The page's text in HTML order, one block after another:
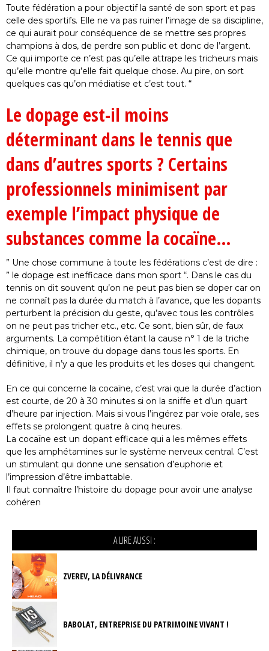
Toute fédération a pour objectif la santé de son sport et pas
celle des sportifs. Elle ne va pas ruiner l’image de sa discipline,
ce qui aurait pour conséquence de se mettre ses propres
champions à dos, de perdre son public et donc de l’argent.
Ce qui importe ce n’est pas qu’elle attrape les tricheurs mais
qu’elle montre qu’elle fait quelque chose. Au pire, on sort
quelques cas qu’on médiatise et c’est tout. “
Le dopage est-il moins
déterminant dans le tennis que
dans d’autres sports ? Certains
professionnels minimisent par
exemple l’impact physique de
substances comme la cocaïne…
” Une chose commune à toute les fédérations c’est de dire :
” le dopage est inefficace dans mon sport “. Dans le cas du
tennis on dit souvent qu’on ne peut pas bien se doper car on
ne connaît pas la durée du match à l’avance, que les dopants
perturbent la précision du geste, qu’avec tous les contrôles
on ne peut pas tricher etc., etc. Ce sont, bien sûr, de faux
arguments. La compétition étant la cause n° 1 de la triche
chimique, on trouve du dopage dans tous les sports. En
définitive, il n’y a que les produits et les doses qui changent.
En ce qui concerne la cocaïne, c’est vrai que la durée d’action
est courte, de 20 à 30 minutes si on la sniffe et d’un quart
d’heure par injection. Mais si vous l’ingérez par voie orale, ses
effets se prolongent quatre à cinq heures.
La cocaïne est un dopant efficace qui a les mêmes effets
que les amphétamines sur le système nerveux central. C’est
un stimulant qui donne une sensation d’euphorie et
l’impression d’être imbattable.
Il faut connaître l’histoire du dopage pour avoir une analyse
cohéren
A LIRE AUSSI :
ZVEREV, LA DÉLIVRANCE
BABOLAT, ENTREPRISE DU PATRIMOINE VIVANT !